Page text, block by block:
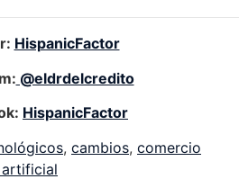
HispanicFactor
@eldrdelcredito
HispanicFactor
, cambios, comercio